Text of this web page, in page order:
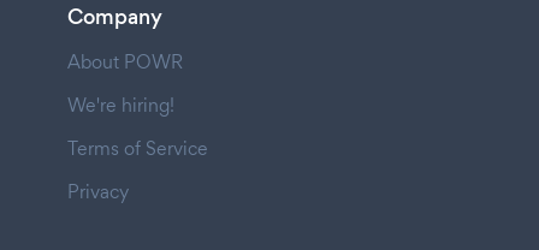
Company
About POWR
We're hiring!
Terms of Service
Privacy